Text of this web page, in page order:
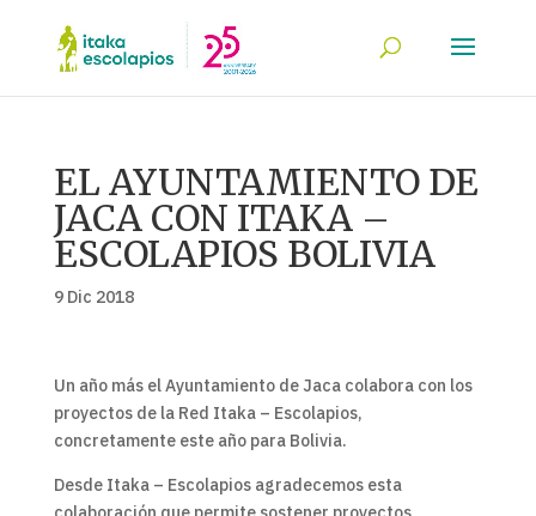
EL AYUNTAMIENTO DE
JACA CON ITAKA –
ESCOLAPIOS BOLIVIA
9 Dic 2018
Un año más el Ayuntamiento de Jaca colabora con los
proyectos de la Red Itaka – Escolapios,
concretamente este año para Bolivia.
Desde Itaka – Escolapios agradecemos esta